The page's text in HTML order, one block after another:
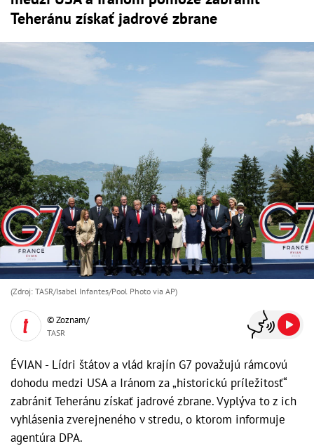
Teheránu získať jadrové zbrane
(Zdroj: TASR/Isabel Infantes/Pool Photo via AP)
© Zoznam/
TASR
ÉVIAN - Lídri štátov a vlád krajín G7 považujú rámcovú
dohodu medzi USA a Iránom za „historickú príležitosť“
zabrániť Teheránu získať jadrové zbrane. Vyplýva to z ich
vyhlásenia zverejneného v stredu, o ktorom informuje
agentúra DPA.